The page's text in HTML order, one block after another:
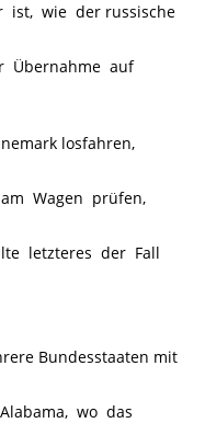
wie der russische
Übernahme auf
losfahren,
Wagen prüfen,
letzteres der Fall
Bundesstaaten mit
wo das